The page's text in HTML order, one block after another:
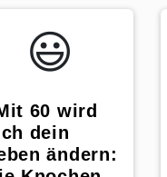
😃️
60 wird
dein
ändern: